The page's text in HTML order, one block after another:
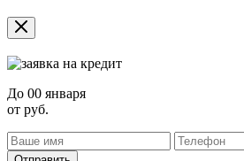
До 00 января
от руб.